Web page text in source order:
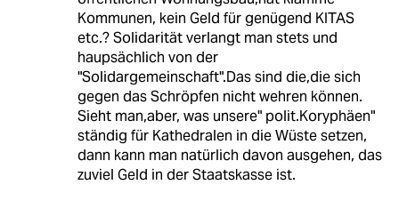
Kommunen, kein Geld für genügend KITAS
etc.? Solidarität verlangt man stets und
haupsächlich von der
"Solidargemeinschaft".Das sind die,die sich
gegen das Schröpfen nicht wehren können.
Sieht man,aber, was unsere" polit.Koryphäen"
ständig für Kathedralen in die Wüste setzen,
dann kann man natürlich davon ausgehen, das
zuviel Geld in der Staatskasse ist.